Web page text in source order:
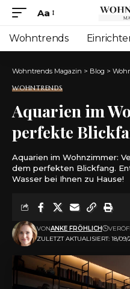
Font
Resizer
Aa
Wohntrends
Wohntrends Magazin > Blog >
WOHNTRENDS
Aquarien im
perfekte
Aquarien im Wohnzimmer:
dem perfekten Blickfang.
Wasser bei Ihnen zu Hause!
ZULETZT AKTUALISIERT: 18/09/
VONANKE FRÖHLICH